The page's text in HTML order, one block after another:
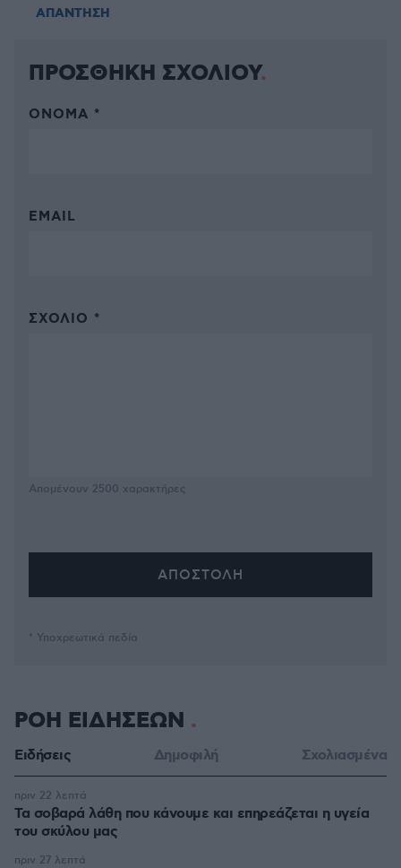
ΑΠΑΝΤΗΣΗ
ΠΡΟΣΘΗΚΗ ΣΧΟΛΙΟΥ
ΌΝΟΜΑ *
EMAIL
ΣΧΌΛΙΟ *
Απομένουν 2500 χαρακτήρες
* Υποχρεωτικά πεδία
ΡΟΗ ΕΙΔΗΣΕΩΝ
Ειδήσεις Δημοφιλή Σχολιασμένα
Τα σοβαρά λάθη που κάνουμε και επηρεάζεται η υγεία
του σκύλου μας
πριν 22 λεπτά
πριν 27 λεπτά